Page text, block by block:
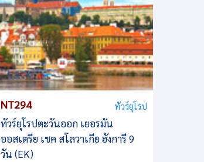
NT294 ทัวร์ยุโรป
ทัวร์ยุโรปตะวันออก เยอรมัน
ออสเตรีย เชค สโลวาเกีย ฮังการี 9
วัน (EK)